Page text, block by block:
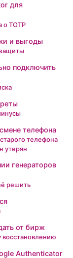
для
о TOTP
и выгоды
подключить
телефона
телефона
утерян
генераторов
решить
от бирж
восстановлению
Authenticator